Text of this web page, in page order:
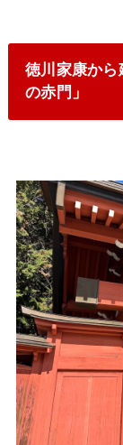
徳川家康か
の赤門」